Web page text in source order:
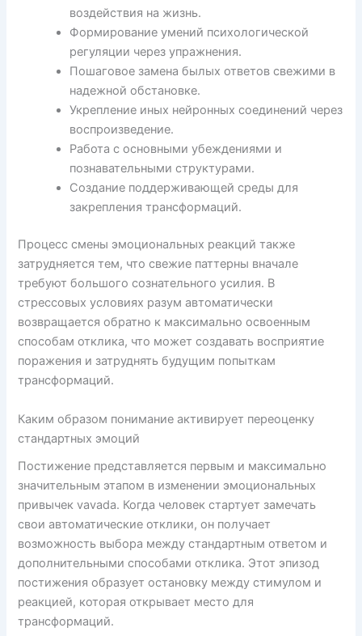
воздействия на жизнь.
Формирование умений психологической
регуляции через упражнения.
Пошаговое замена былых ответов свежими в
надежной обстановке.
Укрепление иных нейронных соединений через
воспроизведение.
Работа с основными убеждениями и
познавательными структурами.
Создание поддерживающей среды для
закрепления трансформаций.
Процесс смены эмоциональных реакций также
затрудняется тем, что свежие паттерны вначале
требуют большого сознательного усилия. В
стрессовых условиях разум автоматически
возвращается обратно к максимально освоенным
способам отклика, что может создавать восприятие
поражения и затруднять будущим попыткам
трансформаций.
Каким образом понимание активирует переоценку
стандартных эмоций
Постижение представляется первым и максимально
значительным этапом в изменении эмоциональных
привычек vavada. Когда человек стартует замечать
свои автоматические отклики, он получает
возможность выбора между стандартным ответом и
дополнительными способами отклика. Этот эпизод
постижения образует остановку между стимулом и
реакцией, которая открывает место для
трансформаций.